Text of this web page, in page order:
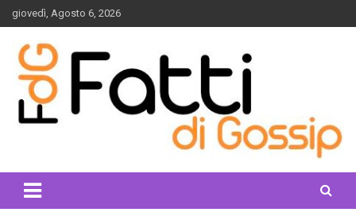
Skip
to
content
giovedì, Agosto 6, 2026
fattidigossip.com